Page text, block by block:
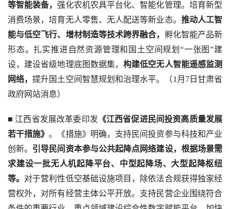
等智能装备，强化农机农具平台化、智能化管理。培育新型
消费场景，培育无人零售、无人配送等新业态。 推动人工智
能与低空飞行、增材制造等技术跨界融合， 孵化智能产品新
形态。扎实推进自然资源管理和国土空间规划“一张图”建
设，建设省级地理底图数据集，构建低空无人智能遥感监测
网络，提升国土空间智慧规划和治理水平。（1月7日甘肃省
政府网站消息）
■ 江西省发展改革委印发 《江西省促进民间投资高质量发展
若干措施》。《措施》明确，支持民间投资参与科技和产业
创新。 引导民间资本参与公共起降点网络建设，根据场景需
求建设一批无人机起降平台、中型起降场、大型起降枢纽
等。 对于营利性低空基础设施项目，除依法合规获得独家经
营权外，对所有经营主体公平开放。支持民营企业围绕符合